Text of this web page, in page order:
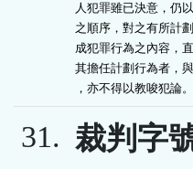
人犯罪雖已決意，仍
之順序，對之有所計
成犯罪行為之內容，
其擔任計劃行為者，
，亦不得以教唆犯論。
31. 裁判字